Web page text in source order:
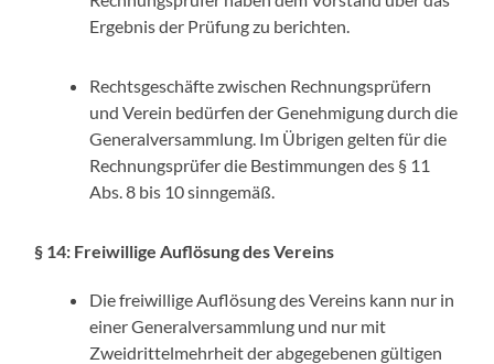
Ergebnis der Prüfung zu berichten.
Rechtsgeschäfte zwischen Rechnungsprüfern
und Verein bedürfen der Genehmigung durch die
Generalversammlung. Im Übrigen gelten für die
Rechnungsprüfer die Bestimmungen des § 11
Abs. 8 bis 10 sinngemäß.
§ 14: Freiwillige Auflösung des Vereins
Die freiwillige Auflösung des Vereins kann nur in
einer Generalversammlung und nur mit
Zweidrittelmehrheit der abgegebenen gültigen